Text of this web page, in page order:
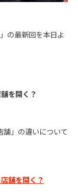
の最新回を本日よ
を開く？
」の違いについて
舗を開く？